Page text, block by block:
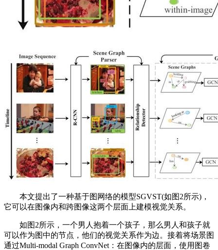
本文提出了一种基于图网络的模型SGVST(如图2所示)，
它可以在图像内和跨图像这两个层面上建模视觉关系。
如图2所示，一个男人抱着一个孩子，那么男人和孩子就
可以作为图中的节点，他们的视觉关系作为边。接着将场景图
通过Multi-modal Graph ConvNet：在图像内的层面，使用图卷